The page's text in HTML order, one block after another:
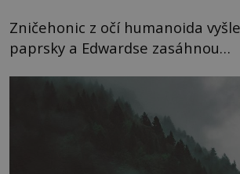
Zničehonic z očí humanoida
paprsky a Edwardse zasáhnou…